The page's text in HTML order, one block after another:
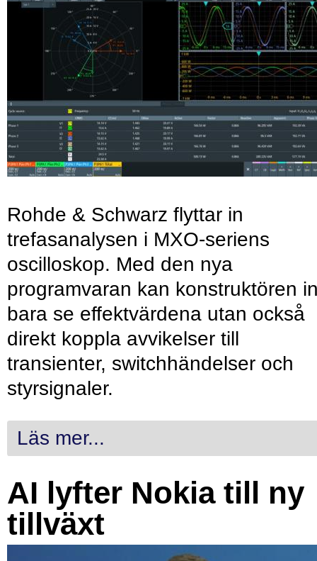
Rohde & Schwarz flyttar in
trefasanalysen i MXO-seriens
oscilloskop. Med den nya
programvaran kan konstruktören
bara se effektvärdena utan också
direkt koppla avvikelser till
transienter, switchhändelser och
styrsignaler.
Läs mer...
AI lyfter Nokia till ny
tillväxt